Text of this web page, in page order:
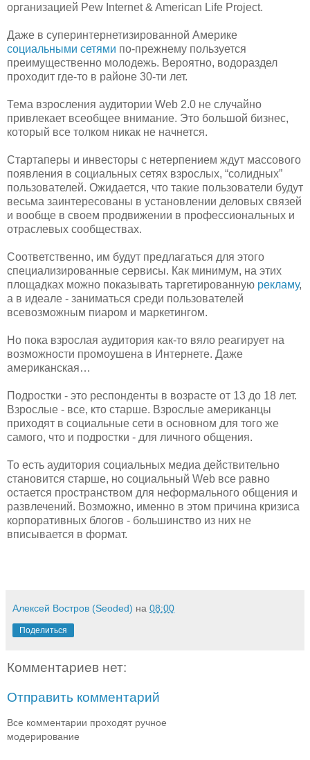
организацией Pew Internet & American Life Project.
Даже в суперинтернетизированной Америке
социальными сетями по-прежнему пользуется
преимущественно молодежь. Вероятно, водораздел
проходит где-то в районе 30-ти лет.
Тема взросления аудитории Web 2.0 не случайно
привлекает всеобщее внимание. Это большой бизнес,
который все толком никак не начнется.
Стартаперы и инвесторы с нетерпением ждут массового
появления в социальных сетях взрослых, “солидных”
пользователей. Ожидается, что такие пользователи будут
весьма заинтересованы в установлении деловых связей
и вообще в своем продвижении в профессиональных и
отраслевых сообществах.
Соответственно, им будут предлагаться для этого
специализированные сервисы. Как минимум, на этих
площадках можно показывать таргетированную рекламу,
а в идеале - заниматься среди пользователей
всевозможным пиаром и маркетингом.
Но пока взрослая аудитория как-то вяло реагирует на
возможности промоушена в Интернете. Даже
американская…
Подростки - это респонденты в возрасте от 13 до 18 лет.
Взрослые - все, кто старше. Взрослые американцы
приходят в социальные сети в основном для того же
самого, что и подростки - для личного общения.
То есть аудитория социальных медиа действительно
становится старше, но социальный Web все равно
остается пространством для неформального общения и
развлечений. Возможно, именно в этом причина кризиса
корпоративных блогов - большинство из них не
вписывается в формат.
Алексей Востров (Seoded) на 08:00
Поделиться
Комментариев нет:
Отправить комментарий
Все комментарии проходят ручное
модерирование